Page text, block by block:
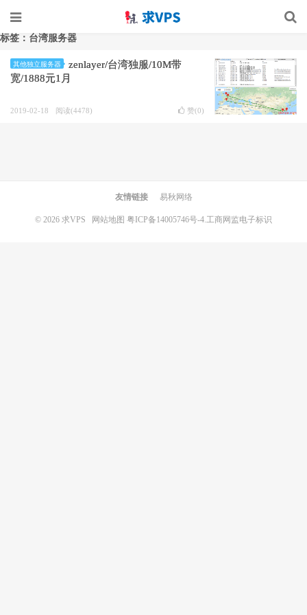
标签：台湾服务器
其他独立服务器
zenlayer/台湾独服/10M带
宽/1888元1月
2019-02-18 阅读(4478) 赞(0)
友情链接 易秋网络
© 2026 求VPS 网站地图 粤ICP备14005746号-4.工商网监电子标识